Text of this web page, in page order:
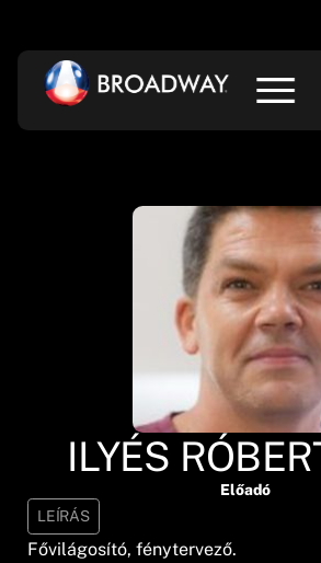
ILYÉS
Előadó
LEÍRÁS
Fővilágosító, fénytervező.